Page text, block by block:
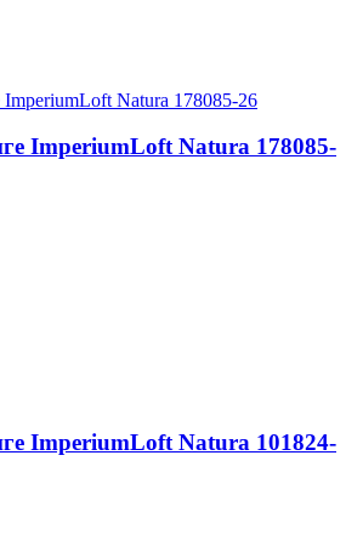
ImperiumLoft Natura 178085-
ImperiumLoft Natura 101824-